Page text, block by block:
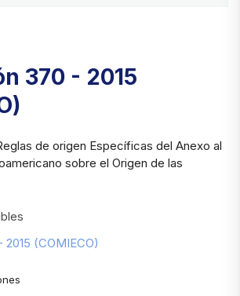
370 - 2015
de origen Específicas del Anexo al
sobre el Origen de las
(COMIECO)